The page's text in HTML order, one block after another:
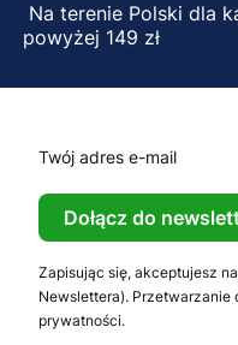
Na terenie Polski dla
powyżej 149 zł
Twój adres e-mail
Dołącz do
Zapisując się, akceptujesz
Newslettera).
prywatności.